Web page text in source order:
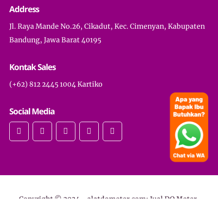
Address
Jl. Raya Mande No.26, Cikadut, Kec. Cimenyan, Kabupaten
Bandung, Jawa Barat 40195
Kontak Sales
(+62) 812 2445 1004 Kartiko
Social Media
Copyright © 2024 - alatdometer.com: Jual DO Meter,